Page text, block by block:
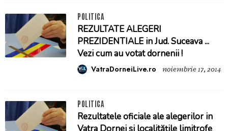
POLITICA
REZULTATE ALEGERI
PREZIDENTIALE in Jud. Suceava ...
Vezi cum au votat dornenii !
VatraDorneiLive.ro noiembrie 17, 2014
POLITICA
Rezultatele oficiale ale alegerilor in